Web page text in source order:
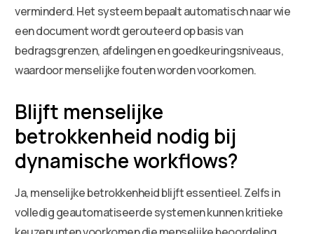
verminderd. Het systeem bepaalt automatisch naar wie
een document wordt gerouteerd op basis van
bedragsgrenzen, afdelingen en goedkeuringsniveaus,
waardoor menselijke fouten worden voorkomen.
Blijft menselijke
betrokkenheid nodig bij
dynamische workflows?
Ja, menselijke betrokkenheid blijft essentieel. Zelfs in
volledig geautomatiseerde systemen kunnen kritieke